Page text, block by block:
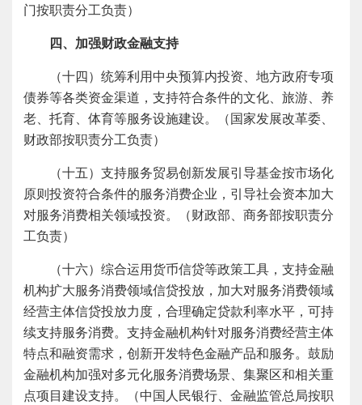
门按职责分工负责）
四、加强财政金融支持
（十四）统筹利用中央预算内投资、地方政府专项
债券等各类资金渠道，支持符合条件的文化、旅游、养
老、托育、体育等服务设施建设。（国家发展改革委、
财政部按职责分工负责）
（十五）支持服务贸易创新发展引导基金按市场化
原则投资符合条件的服务消费企业，引导社会资本加大
对服务消费相关领域投资。（财政部、商务部按职责分
工负责）
（十六）综合运用货币信贷等政策工具，支持金融
机构扩大服务消费领域信贷投放，加大对服务消费领域
经营主体信贷投放力度，合理确定贷款利率水平，可持
续支持服务消费。支持金融机构针对服务消费经营主体
特点和融资需求，创新开发特色金融产品和服务。鼓励
金融机构加强对多元化服务消费场景、集聚区和相关重
点项目建设支持。（中国人民银行、金融监管总局按职